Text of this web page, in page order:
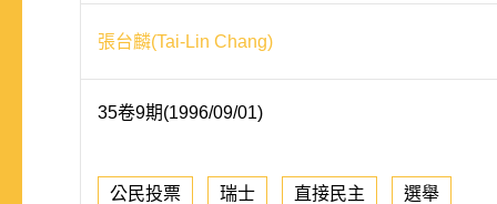
張台麟(Tai-Lin Chang)
35卷9期(1996/09/01)
公民投票 瑞士 直接民主 選舉